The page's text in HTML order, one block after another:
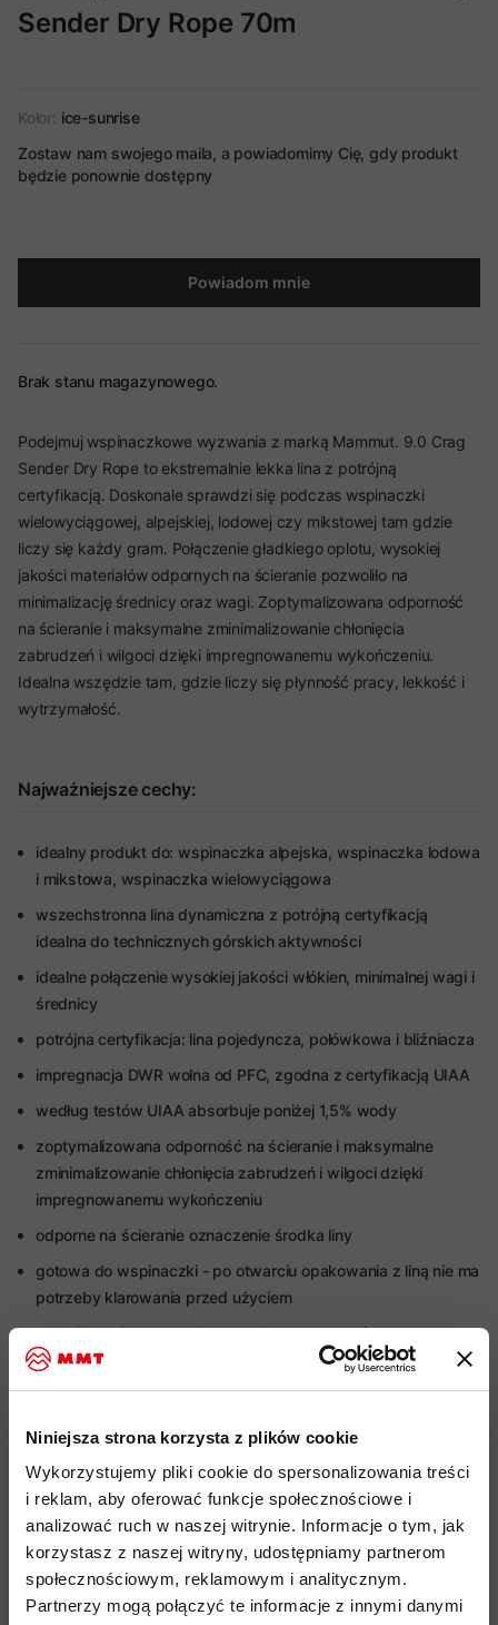
Niniejsza strona korzysta z plików cookie
Wykorzystujemy pliki cookie do spersonalizowania treści
i reklam, aby oferować funkcje społecznościowe i
analizować ruch w naszej witrynie. Informacje o tym, jak
korzystasz z naszej witryny, udostępniamy partnerom
społecznościowym, reklamowym i analitycznym.
Partnerzy mogą połączyć te informacje z innymi danymi
Sender Dry Rope 70m
Kolor: ice-sunrise
Zostaw nam swojego maila, a powiadomimy Cię, gdy produkt
będzie ponownie dostępny
Powiadom mnie
Brak stanu magazynowego.
Podejmuj wspinaczkowe wyzwania z marką Mammut. 9.0 Crag
Sender Dry Rope to ekstremalnie lekka lina z potrójną
certyfikacją. Doskonale sprawdzi się podczas wspinaczki
wielowyciągowej, alpejskiej, lodowej czy mikstowej tam gdzie
liczy się każdy gram. Połączenie gładkiego oplotu, wysokiej
jakości materiałów odpornych na ścieranie pozwoliło na
minimalizację średnicy oraz wagi. Zoptymalizowana odporność
na ścieranie i maksymalne zminimalizowanie chłonięcia
zabrudzeń i wilgoci dzięki impregnowanemu wykończeniu.
Idealna wszędzie tam, gdzie liczy się płynność pracy, lekkość i
wytrzymałość.
Najważniejsze cechy:
idealny produkt do: wspinaczka alpejska, wspinaczka lodowa
i mikstowa, wspinaczka wielowyciągowa
wszechstronna lina dynamiczna z potrójną certyfikacją
idealna do technicznych górskich aktywności
idealne połączenie wysokiej jakości włókien, minimalnej wagi i
średnicy
potrójna certyfikacja: lina pojedyncza, połówkowa i bliźniacza
impregnacja DWR wolna od PFC, zgodna z certyfikacją UIAA
według testów UIAA absorbuje poniżej 1,5% wody
zoptymalizowana odporność na ścieranie i maksymalne
zminimalizowanie chłonięcia zabrudzeń i wilgoci dzięki
impregnowanemu wykończeniu
odporne na ścieranie oznaczenie środka liny
gotowa do wspinaczki - po otwarciu opakowania z liną nie ma
potrzeby klarowania przed użyciem
rodzaj i typ liny: dynamiczna, pojedyncza, połówkowa,
bliźniacza
impregnacja: DRY
średnica: 9mm
waga: 54g/m liny
liczba rwań wg UIAA (dla liny pojedynczej przy obciążeniu
80kg): 5
liczba rwań wg UIAA (dla liny połówkowej przy obciążeniu
55kg): 20